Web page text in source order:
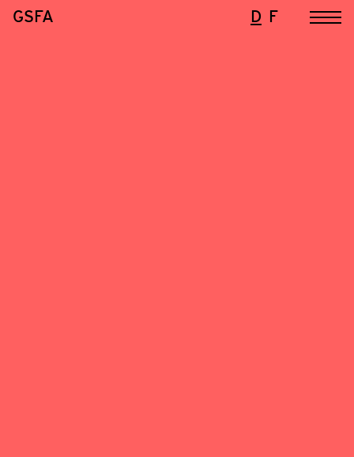
GSFA D F